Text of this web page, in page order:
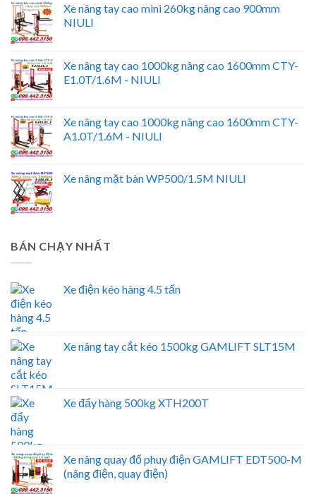
Xe nâng tay cao mini 260kg nâng cao 900mm
NIULI
Xe nâng tay cao 1000kg nâng cao 1600mm CTY-
E1.0T/1.6M - NIULI
Xe nâng tay cao 1000kg nâng cao 1600mm CTY-
A1.0T/1.6M - NIULI
Xe nâng mặt bàn WP500/1.5M NIULI
BÁN CHẠY NHẤT
Xe điện kéo hàng 4.5 tấn
Xe nâng tay cắt kéo 1500kg GAMLIFT SLT15M
Xe đẩy hàng 500kg XTH200T
Xe nâng quay đổ phuy điện GAMLIFT EDT500-M
(nâng điện, quay điện)